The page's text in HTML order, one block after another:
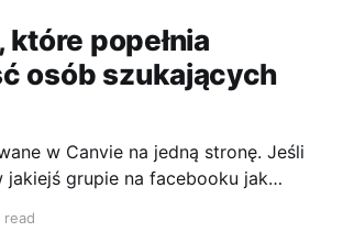
które popełnia
osób szukających
w Canvie na jedną stronę. Jeśli
jakiejś grupie na facebooku jak
Canva. Czyli miejsce do
read